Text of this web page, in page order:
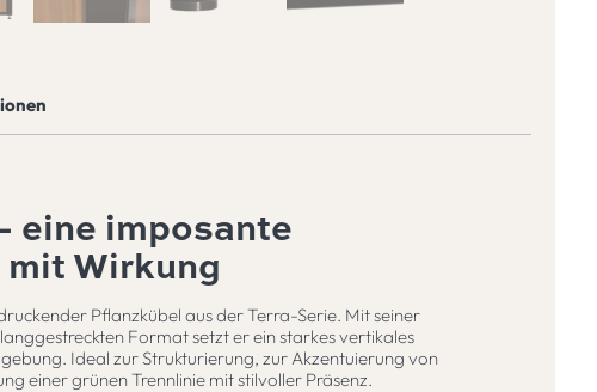
eine imposante
Wirkung
Pflanzkübel aus der Terra-Serie. Mit seiner
Format setzt er ein starkes vertikales
Ideal zur Strukturierung, zur Akzentuierung von
einer grünen Trennlinie mit stilvoller Präsenz.